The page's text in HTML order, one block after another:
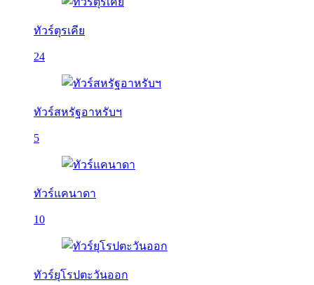
ทัวร์ตุรเคีย
24
ทัวร์สหรัฐอาหรับฯ
5
ทัวร์แคนาดา
10
ทัวร์ยุโรปตะวันออก